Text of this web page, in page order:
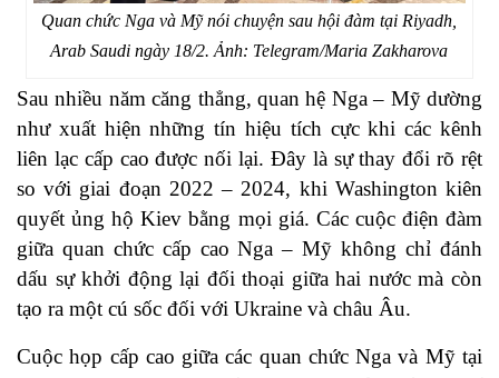
Quan chức Nga và Mỹ nói chuyện sau hội đàm tại Riyadh,
Arab Saudi ngày 18/2. Ảnh: Telegram/Maria Zakharova
Sau nhiều năm căng thẳng, quan hệ Nga – Mỹ dường
như xuất hiện những tín hiệu tích cực khi các kênh
liên lạc cấp cao được nối lại. Đây là sự thay đổi rõ rệt
so với giai đoạn 2022 – 2024, khi Washington kiên
quyết ủng hộ Kiev bằng mọi giá. Các cuộc điện đàm
giữa quan chức cấp cao Nga – Mỹ không chỉ đánh
dấu sự khởi động lại đối thoại giữa hai nước mà còn
tạo ra một cú sốc đối với Ukraine và châu Âu.
Cuộc họp cấp cao giữa các quan chức Nga và Mỹ tại